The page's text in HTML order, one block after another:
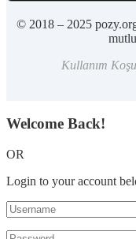
© 2018 – 2025
Kullanım
Welcome Back!
OR
Login to your account